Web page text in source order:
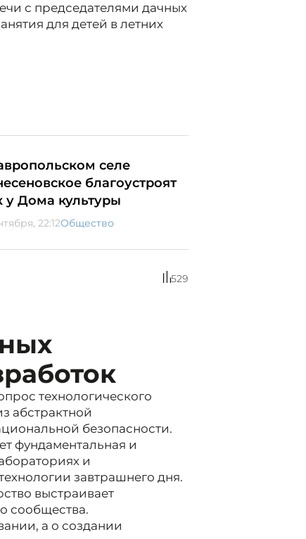
с председателями дачных
для детей в летних
селе
благоустроят
у Дома культуры
22:12Общество
529
технологического
абстрактной
безопасности.
фундаментальная и
и
завтрашнего дня.
выстраивает
сообщества.
а о создании